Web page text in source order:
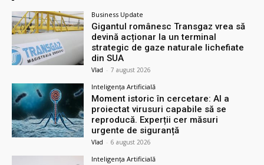
Business Update
Gigantul românesc Transgaz vrea să
devină acționar la un terminal
strategic de gaze naturale lichefiate
din SUA
Vlad - 7 august 2026
Inteligența Artificială
Moment istoric în cercetare: AI a
proiectat virusuri capabile să se
reproducă. Experții cer măsuri
urgente de siguranță
Vlad - 6 august 2026
Inteligența Artificială